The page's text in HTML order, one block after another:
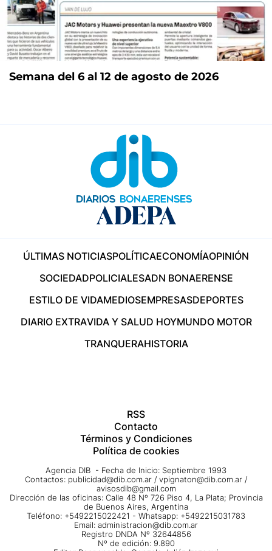
Semana del 6 al 12 de agosto de 2026
ÚLTIMAS NOTICIASPOLÍTICAECONOMÍAOPINIÓN
SOCIEDADPOLICIALESADN BONAERENSE
ESTILO DE VIDAMEDIOSEMPRESASDEPORTES
DIARIO EXTRAVIDA Y SALUD HOYMUNDO MOTOR
TRANQUERAHISTORIA
RSS
Contacto
Términos y Condiciones
Política de cookies
Agencia DIB - Fecha de Inicio: Septiembre 1993
Contactos: publicidad@dib.com.ar / vpignaton@dib.com.ar /
avisosdib@gmail.com
Dirección de las oficinas: Calle 48 Nº 726 Piso 4, La Plata; Provincia
de Buenos Aires, Argentina
Teléfono: +5492215022421 - Whatsapp: +5492215031783
Email: administracion@dib.com.ar
Registro DNDA Nº 32644856
Nº de edición: 9.890